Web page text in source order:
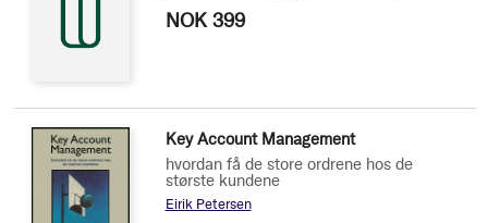
NOK 399
Key Account Management
hvordan få de store ordrene hos de
største kundene
Eirik Petersen